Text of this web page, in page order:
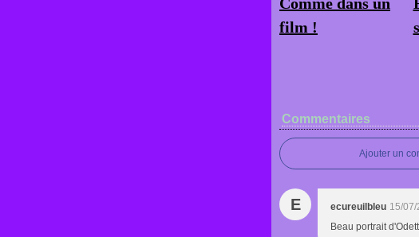
film !
Commentaires
Ajouter un
E ecureuilbleu 15/
Beau portrait